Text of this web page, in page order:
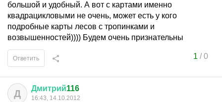
большой и удобный. А вот с картами именно
квадрацикловыми не очень, может есть у кого
подробные карты лесов с тропинками и
возвышенностей)))) Будем очень признательны
1 /0
Ответить
Д Дмитрий116
16:43, 14.10.2012